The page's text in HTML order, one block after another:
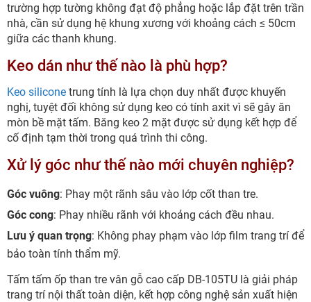
trường hợp tường không đạt độ phẳng hoặc lắp đặt trên trần
nhà, cần sử dụng hệ khung xương với khoảng cách ≤ 50cm
giữa các thanh khung.
Keo dán như thế nào là phù hợp?
Keo silicone trung tính là lựa chọn duy nhất được khuyến
nghị, tuyệt đối không sử dụng keo có tính axit vì sẽ gây ăn
mòn bề mặt tấm. Băng keo 2 mặt được sử dụng kết hợp để
cố định tạm thời trong quá trình thi công.
Xử lý góc như thế nào mới chuyên nghiệp?
Góc vuông: Phay một rãnh sâu vào lớp cốt than tre.
Góc cong: Phay nhiều rãnh với khoảng cách đều nhau.
Lưu ý quan trọng: Không phay phạm vào lớp film trang trí để
bảo toàn tính thẩm mỹ.
Tấm tấm ốp than tre vân gỗ cao cấp DB-105TU là giải pháp
trang trí nội thất toàn diện, kết hợp công nghệ sản xuất hiện